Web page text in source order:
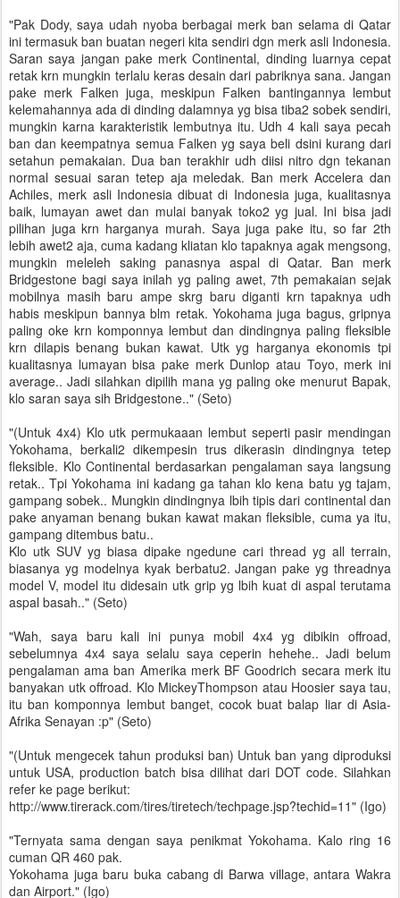
"Pak Dody, saya udah nyoba berbagai merk ban selama di Qatar
ini termasuk ban buatan negeri kita sendiri dgn merk asli Indonesia.
Saran saya jangan pake merk Continental, dinding luarnya cepat
retak krn mungkin terlalu keras desain dari pabriknya sana. Jangan
pake merk Falken juga, meskipun Falken bantingannya lembut
kelemahannya ada di dinding dalamnya yg bisa tiba2 sobek sendiri,
mungkin karna karakteristik lembutnya itu. Udh 4 kali saya pecah
ban dan keempatnya semua Falken yg saya beli dsini kurang dari
setahun pemakaian. Dua ban terakhir udh diisi nitro dgn tekanan
normal sesuai saran tetep aja meledak. Ban merk Accelera dan
Achiles, merk asli Indonesia dibuat di Indonesia juga, kualitasnya
baik, lumayan awet dan mulai banyak toko2 yg jual. Ini bisa jadi
pilihan juga krn harganya murah. Saya juga pake itu, so far 2th
lebih awet2 aja, cuma kadang kliatan klo tapaknya agak mengsong,
mungkin meleleh saking panasnya aspal di Qatar. Ban merk
Bridgestone bagi saya inilah yg paling awet, 7th pemakaian sejak
mobilnya masih baru ampe skrg baru diganti krn tapaknya udh
habis meskipun bannya blm retak. Yokohama juga bagus, gripnya
paling oke krn komponnya lembut dan dindingnya paling fleksible
krn dilapis benang bukan kawat. Utk yg harganya ekonomis tpi
kualitasnya lumayan bisa pake merk Dunlop atau Toyo, merk ini
average.. Jadi silahkan dipilih mana yg paling oke menurut Bapak,
klo saran saya sih Bridgestone.." (Seto)
"(Untuk 4x4) Klo utk permukaaan lembut seperti pasir mendingan
Yokohama, berkali2 dikempesin trus dikerasin dindingnya tetep
fleksible. Klo Continental berdasarkan pengalaman saya langsung
retak.. Tpi Yokohama ini kadang ga tahan klo kena batu yg tajam,
gampang sobek.. Mungkin dindingnya lbih tipis dari continental dan
pake anyaman benang bukan kawat makan fleksible, cuma ya itu,
gampang ditembus batu..
Klo utk SUV yg biasa dipake ngedune cari thread yg all terrain,
biasanya yg modelnya kyak berbatu2. Jangan pake yg threadnya
model V, model itu didesain utk grip yg lbih kuat di aspal terutama
aspal basah.." (Seto)
"Wah, saya baru kali ini punya mobil 4x4 yg dibikin offroad,
sebelumnya 4x4 saya selalu saya ceperin hehehe.. Jadi belum
pengalaman ama ban Amerika merk BF Goodrich secara merk itu
banyakan utk offroad. Klo MickeyThompson atau Hoosier saya tau,
itu ban komponnya lembut banget, cocok buat balap liar di Asia-
Afrika Senayan :p" (Seto)
"(Untuk mengecek tahun produksi ban) Untuk ban yang diproduksi
untuk USA, production batch bisa dilihat dari DOT code. Silahkan
refer ke page berikut:
http://www.tirerack.com/tires/tiretech/techpage.jsp?techid=11" (Igo)
"Ternyata sama dengan saya penikmat Yokohama. Kalo ring 16
cuman QR 460 pak.
Yokohama juga baru buka cabang di Barwa village, antara Wakra
dan Airport." (Igo)